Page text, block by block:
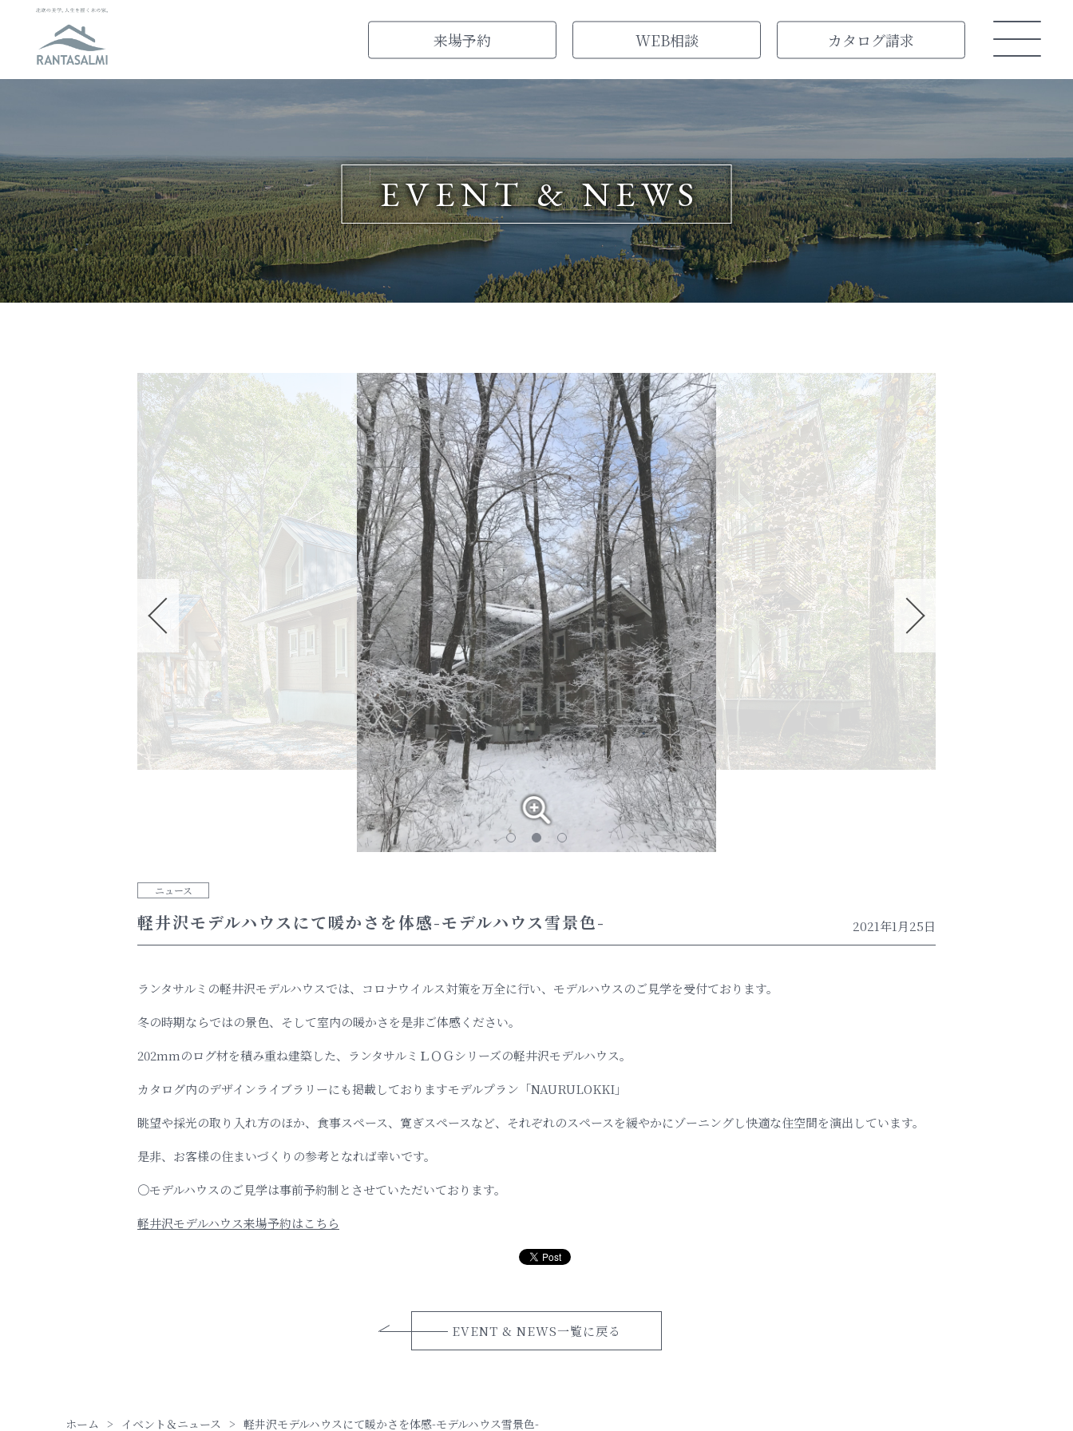
来場予約 WEB相談 カタログ請求
EVENT & NEWS
ニュース
軽井沢モデルハウスにて暖かさを体感-モデルハウス雪景色- 2021年1月25日
ランタサルミの軽井沢モデルハウスでは、コロナウイルス対策を万全に行い、モデルハウスのご見学を受付ております。
冬の時期ならではの景色、そして室内の暖かさを是非ご体感ください。
202mmのログ材を積み重ね建築した、ランタサルミＬＯＧシリーズの軽井沢モデルハウス。
カタログ内のデザインライブラリーにも掲載しておりますモデルプラン「NAURULOKKI」
眺望や採光の取り入れ方のほか、食事スペース、寛ぎスペースなど、それぞれのスペースを緩やかにゾーニングし快適な住空間を演出しています。
是非、お客様の住まいづくりの参考となれば幸いです。
〇モデルハウスのご見学は事前予約制とさせていただいております。
軽井沢モデルハウス来場予約はこちら
EVENT & NEWS一覧に戻る
ホーム イベント＆ニュース 軽井沢モデルハウスにて暖かさを体感-モデルハウス雪景色-